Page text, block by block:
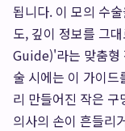
됩니다. 이 모의 수
도, 깊이 정보를 그
Guide)'라는 맞춤형
술 시에는 이 가이
리 만들어진 작은
의사의 손이 흔들리